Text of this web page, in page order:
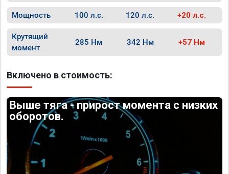
Мощность 100 л.с. 120 л.с. +20 л.с.
Крутящий
момент
285 Нм 342 Нм +57 Нм
Включено в стоимость:
Выше тяга - прирост момента с низких
оборотов.